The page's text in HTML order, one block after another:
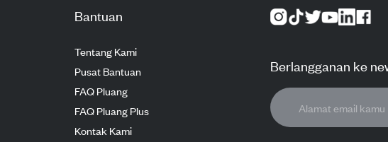
Bantuan
Tentang Kami
Pusat Bantuan
FAQ Pluang
FAQ Pluang Plus
Kontak Kami
Berlangganan ke